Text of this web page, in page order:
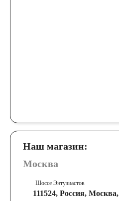
Наш магазин:
Москва
Шоссе Энтузиастов
111524, Россия,